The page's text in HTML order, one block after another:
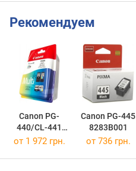
Рекомендуем
Canon PG-
440/CL-441
MULTI
Canon PG-445
8283B001
от 1 972 грн. от 736 грн.